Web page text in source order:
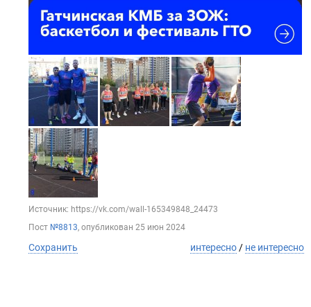
Источник: https://vk.com/wall-165349848_24473
Пост №8813, опубликован 25 июн 2024
Сохранить интересно / не интересно